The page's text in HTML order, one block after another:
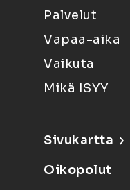
Palvelut
Vapaa-aika
Vaikuta
Mikä ISYY
Sivukartta
Oikopolut